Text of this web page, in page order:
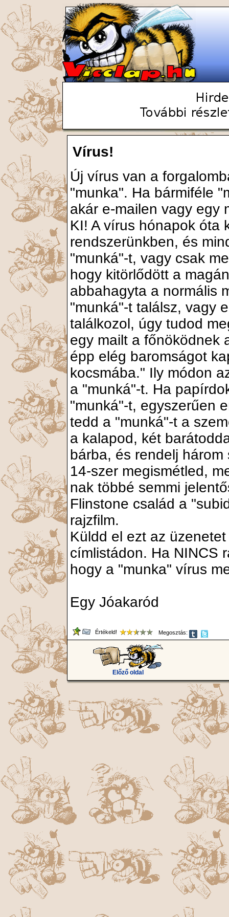
Vírus!
Új vírus van a
"munka". Ha bármiféle
akár e-mailen vagy egy
KI! A vírus hónapok óta
rendszerünkben, és
"munká"-t, vagy csak
hogy kitörlődött a
abbahagyta a normális
"munká"-t találsz, vagy
találkozol, úgy tudod
egy mailt a főnöködnek
épp elég baromságot
kocsmába." Ily módon
a "munká"-t. Ha
"munká"-t, egyszerűen
tedd a "munká"-t a
a kalapod, két
bárba, és rendelj
14-szer megismétled,
nak többé semmi
Flinstone család a
rajzfilm.
Küldd el ezt az
címlistádon. Ha NINCS
hogy a "munka" vírus
Egy Jóakaród
Értékeld! Megosztás:
Előző oldal